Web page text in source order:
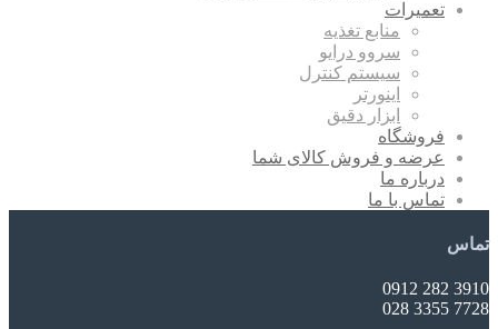
تعمیرات
منابع تغذیه
سروو درایو
سیستم کنترل
اینورتر
ابزار دقیق
فروشگاه
عرضه و فروش کالای شما
درباره ما
تماس با ما
تماس
3910 282 0912
7728 3355 028